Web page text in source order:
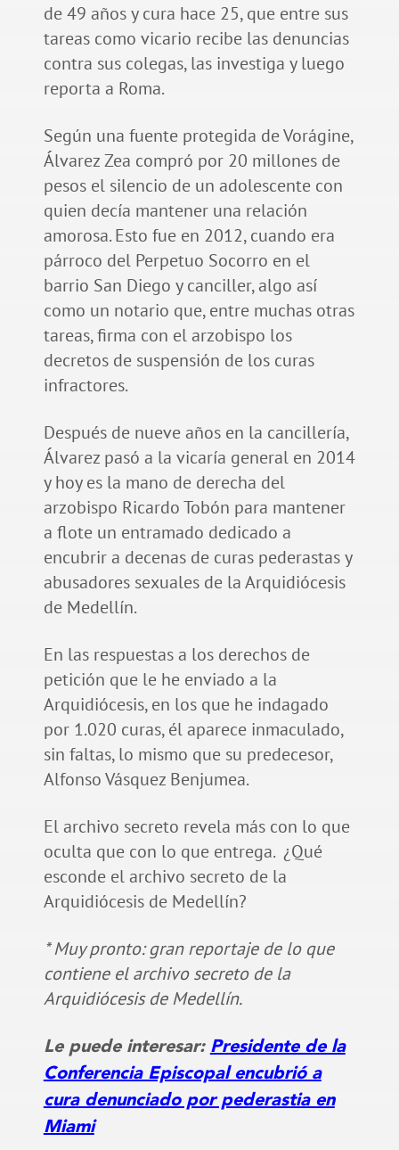
de 49 años y cura hace 25, que entre sus
tareas como vicario recibe las denuncias
contra sus colegas, las investiga y luego
reporta a Roma.
Según una fuente protegida de Vorágine,
Álvarez Zea compró por 20 millones de
pesos el silencio de un adolescente con
quien decía mantener una relación
amorosa. Esto fue en 2012, cuando era
párroco del Perpetuo Socorro en el
barrio San Diego y canciller, algo así
como un notario que, entre muchas otras
tareas, firma con el arzobispo los
decretos de suspensión de los curas
infractores.
Después de nueve años en la cancillería,
Álvarez pasó a la vicaría general en 2014
y hoy es la mano de derecha del
arzobispo Ricardo Tobón para mantener
a flote un entramado dedicado a
encubrir a decenas de curas pederastas y
abusadores sexuales de la Arquidiócesis
de Medellín.
En las respuestas a los derechos de
petición que le he enviado a la
Arquidiócesis, en los que he indagado
por 1.020 curas, él aparece inmaculado,
sin faltas, lo mismo que su predecesor,
Alfonso Vásquez Benjumea.
El archivo secreto revela más con lo que
oculta que con lo que entrega. ¿Qué
esconde el archivo secreto de la
Arquidiócesis de Medellín?
* Muy pronto: gran reportaje de lo que
contiene el archivo secreto de la
Arquidiócesis de Medellín.
Le puede interesar: Presidente de la
Conferencia Episcopal encubrió a
cura denunciado por pederastia en
Miami